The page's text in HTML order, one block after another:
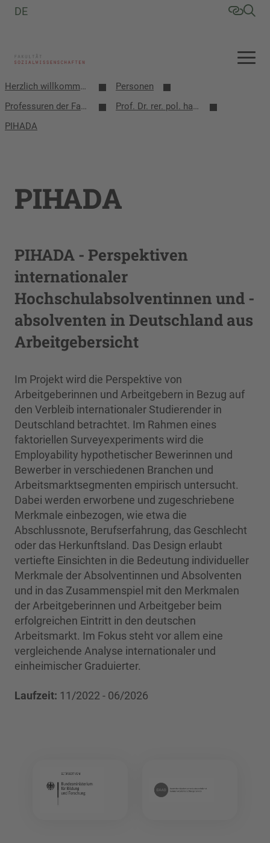
DE
Herzlich willkommen an der Fakultät Sozialwissenschaften
Personen
Professuren der Fakultät
Prof. Dr. rer. pol. habil. Knut Petzold
PIHADA
PIHADA
PIHADA - Perspektiven
internationaler
Hochschulabsolventinnen und -
absolventen in Deutschland aus
Arbeitgebersicht
Im Projekt wird die Perspektive von
Arbeitgeberinnen und Arbeitgebern in Bezug auf
den Verbleib internationaler Studierender in
Deutschland betrachtet. Im Rahmen eines
faktoriellen Surveyexperiments wird die
Employability hypothetischer Bewerinnen und
Bewerber in verschiedenen Branchen und
Arbeitsmarktsegmenten empirisch untersucht.
Dabei werden erworbene und zugeschriebene
Merkmale einbezogen, wie etwa die
Abschlussnote, Berufserfahrung, das Geschlecht
oder das Herkunftsland. Das Design erlaubt
vertiefte Einsichten in die Bedeutung individueller
Merkmale der Absolventinnen und Absolventen
und in das Zusammenspiel mit den Merkmalen
der Arbeitgeberinnen und Arbeitgeber beim
erfolgreichen Eintritt in den deutschen
Arbeitsmarkt. Im Fokus steht vor allem eine
vergleichende Analyse internationaler und
einheimischer Graduierter.
Laufzeit: 11/2022 - 06/2026